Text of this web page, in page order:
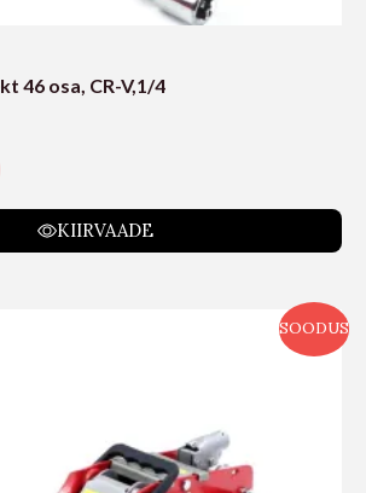
46 osa, CR-V,1/4
KIIRVAADE
SOODUS